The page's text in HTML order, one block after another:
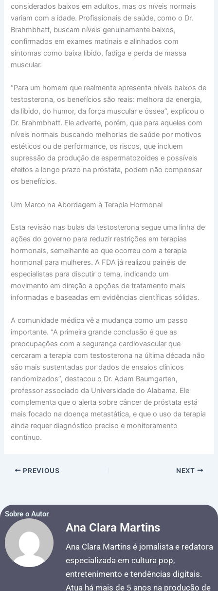
considerados baixos em adultos, mas os níveis normais
variam com a idade. Profissionais de saúde, como o Dr.
Brahmbhatt, buscam níveis genuinamente baixos,
confirmados em exames matinais e alinhados com
sintomas como baixa libido, fadiga e perda de massa
muscular.
“Para um homem que realmente apresenta níveis baixos de
testosterona, os benefícios são reais: melhora da energia,
da libido, do humor, da força muscular e óssea”, explicou o
Dr. Brahmbhatt. Ele adverte, porém, que para aqueles com
níveis normais buscando melhorias de saúde por motivos
estéticos ou de performance, os riscos, que incluem
supressão da produção de espermatozoides e possíveis
efeitos a longo prazo na próstata, podem não compensar
os benefícios.
Um Marco na Abordagem à Terapia Hormonal
Esta revisão nas bulas da testosterona segue uma linha de
ações do governo para reduzir restrições em terapias
hormonais, semelhante ao que ocorreu com a terapia
hormonal para mulheres. A FDA já realizou painéis de
especialistas para discutir o tema, indicando um
movimento em direção a opções de tratamento mais
informadas e baseadas em evidências científicas sólidas.
A comunidade médica vê a mudança como um passo
importante. “A primeira grande conclusão é que as
preocupações com a segurança cardiovascular que
cercaram a terapia com testosterona na última década não
são mais sustentadas por dados de ensaios clínicos
randomizados”, destacou o Dr. Adam Baumgarten,
professor associado da Universidade do Alabama. Ele
complementa que o alerta sobre câncer de próstata está
mais focado na doença metastática, e que o uso da terapia
ainda requer diagnóstico preciso e monitoramento
contínuo.
PREVIOUS NEXT
Sobre o Autor
Ana Clara Martins
Ana Clara Martins é jornalista e redatora
especializada em cultura pop,
entretenimento e tendências digitais.
Atua há mais de 5 anos na produção de